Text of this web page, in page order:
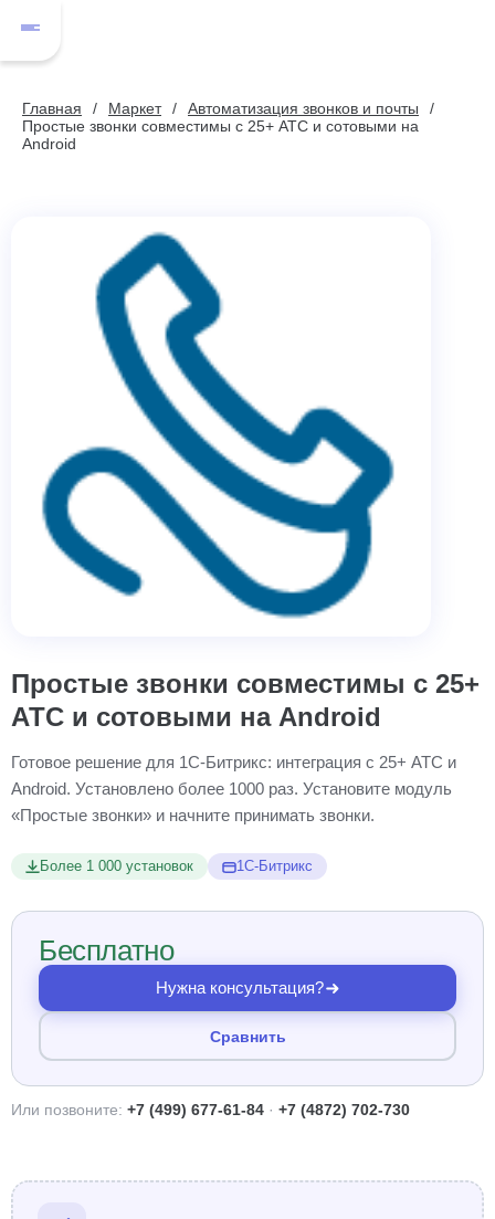
Главная Маркет
Автоматизация звонков и почты
Простые звонки совместимы с 25+ АТС и сотовыми на
Android
Простые звонки совместимы с 25+
АТС и сотовыми на Android
Готовое решение для 1С-Битрикс: интеграция с 25+ АТС и
Android. Установлено более 1000 раз. Установите модуль
«Простые звонки» и начните принимать звонки.
Более 1 000 установок 1С-Битрикс
Бесплатно
Нужна консультация?
Сравнить
Или позвоните: +7 (499) 677-61-84 · +7 (4872) 702-730